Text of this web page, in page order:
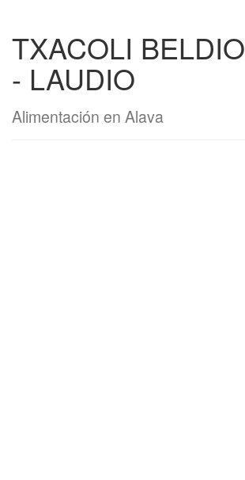
TXACOLI BELDIO
- LAUDIO
Alimentación en Alava